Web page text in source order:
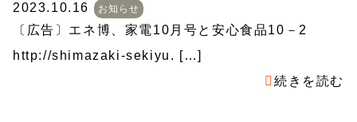
2023.10.16 お知らせ
〔広告〕エネ博、家電10月号と安心食品10－2
http://shimazaki-sekiyu. […]
続きを読む